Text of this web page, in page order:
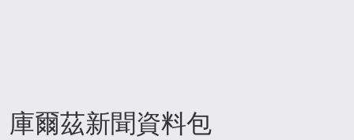
庫爾茲新聞資料包